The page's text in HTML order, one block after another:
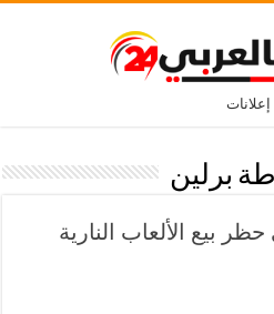
إعلانات
برلين
بيع الألعاب النارية